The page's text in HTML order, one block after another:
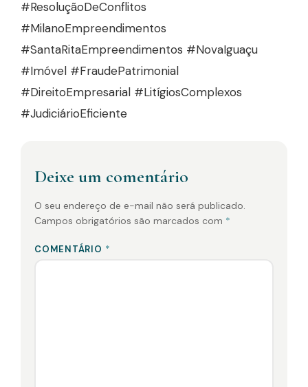
#ResoluçãoDeConflitos
#MilanoEmpreendimentos
#SantaRitaEmpreendimentos #NovaIguaçu
#Imóvel #FraudePatrimonial
#DireitoEmpresarial #LitígiosComplexos
#JudiciárioEficiente
Deixe um comentário
O seu endereço de e-mail não será publicado.
Campos obrigatórios são marcados com *
COMENTÁRIO *